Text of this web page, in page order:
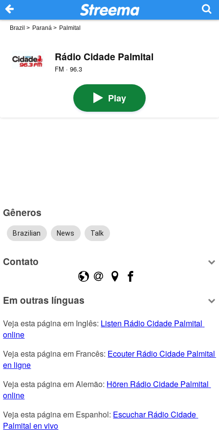
Brazil > Paraná > Palmital
Rádio Cidade Palmital
FM · 96.3
Play
Gêneros
Brazilian News Talk
Contato
Em outras línguas
Veja esta página em Inglês: Listen Rádio Cidade Palmital
online
Veja esta página em Francês: Ecouter Rádio Cidade Palmital
en ligne
Veja esta página em Alemão: Hören Rádio Cidade Palmital
online
Veja esta página em Espanhol: Escuchar Rádio Cidade
Palmital en vivo